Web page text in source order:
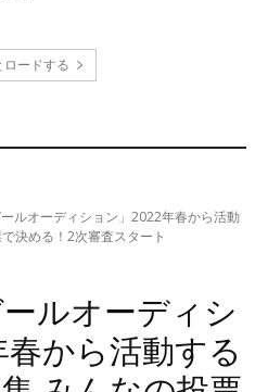
ロードする